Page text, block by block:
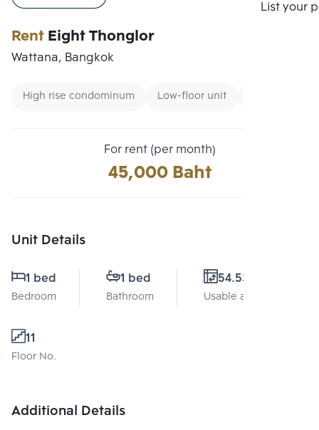
List your
RentEight Thonglor
Wattana, Bangkok
High rise condominum Low-floor unit
For rent (per month)
45,000 Baht
Unit Details
1 bed
Bedroom
1 bed
Bathroom
54.53 Sq.m.
Usable area
11
Floor No.
Additional Details